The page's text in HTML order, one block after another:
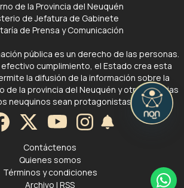
de la Provincia del Neuquén
de Jefatura de Gabinete
de Prensa y Comunicación
pública es un derecho de las personas.
efectivo cumplimiento, el Estado crea esta
la difusión de la información sobre la
de la provincia del Neuquén y otras noticias
neuquinos sean protagonistas.
Contáctenos
Quienes somos
Términos y condiciones
Archivo |RSS